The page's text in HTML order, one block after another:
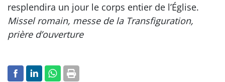
resplendira un jour le corps entier de l’Église.
Missel romain, messe de la Transfiguration,
prière d’ouverture